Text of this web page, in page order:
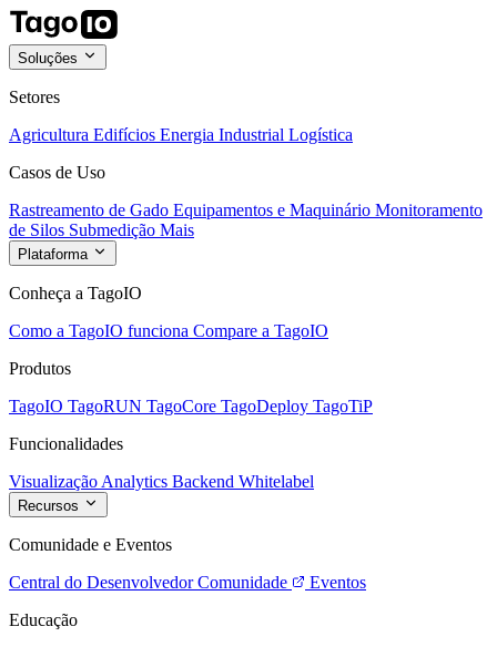
Soluções
Setores
Agricultura Edifícios Energia Industrial Logística
Casos de Uso
Rastreamento de Gado Equipamentos e Maquinário Monitoramento
de Silos Submedição Mais
Plataforma
Conheça a TagoIO
Como a TagoIO funciona Compare a TagoIO
Produtos
TagoIO TagoRUN TagoCore TagoDeploy TagoTiP
Funcionalidades
Visualização Analytics Backend Whitelabel
Recursos
Comunidade e Eventos
Central do Desenvolvedor Comunidade
Eventos
Educação